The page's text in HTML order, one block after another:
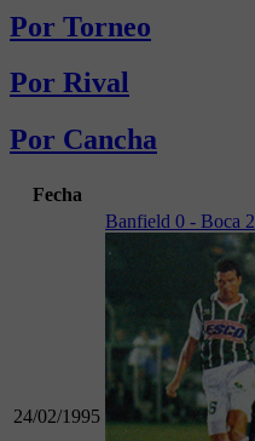
Por Torneo
Por Rival
Por Cancha
Fecha
24/02/1995
Banfield 0 - Boca 2